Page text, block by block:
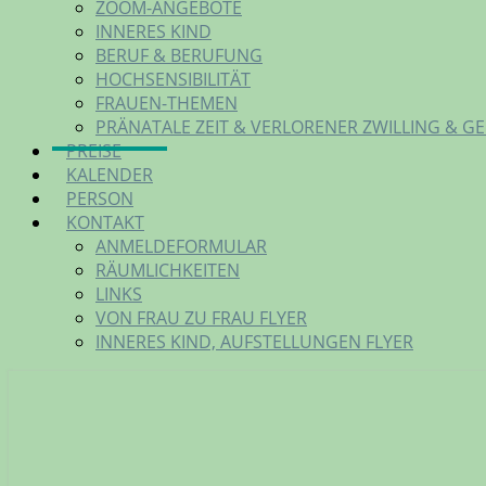
ZOOM-ANGEBOTE
INNERES KIND
BERUF & BERUFUNG
HOCHSENSIBILITÄT
FRAUEN-THEMEN
PRÄNATALE ZEIT & VERLORENER ZWILLING &
PREISE
KALENDER
PERSON
KONTAKT
ANMELDEFORMULAR
RÄUMLICHKEITEN
LINKS
VON FRAU ZU FRAU FLYER
INNERES KIND, AUFSTELLUNGEN FLYER